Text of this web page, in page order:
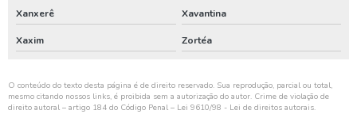
Xanxerê Xavantina
Xaxim Zortéa
O conteúdo do texto desta página é de direito reservado. Sua reprodução, parcial ou total,
mesmo citando nossos links, é proibida sem a autorização do autor. Crime de violação de
direito autoral – artigo 184 do Código Penal – Lei 9610/98 - Lei de direitos autorais.